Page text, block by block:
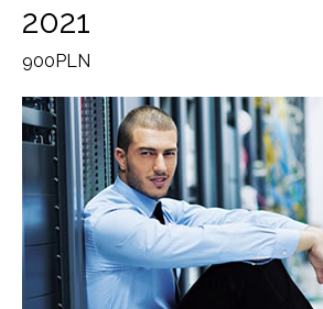
2021
900PLN